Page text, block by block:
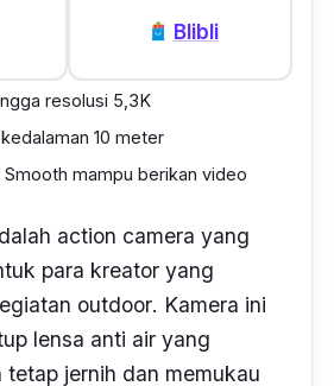
Blibli
resolusi 5,3K
10 meter
mampu berikan video
action camera yang
para kreator yang
outdoor. Kamera ini
lensa anti air yang
tetap jernih dan memukau